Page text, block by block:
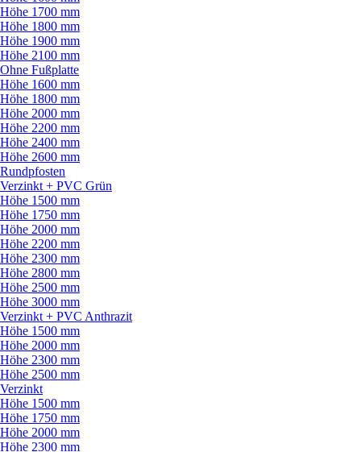
Höhe 1700 mm
Höhe 1800 mm
Höhe 1900 mm
Höhe 2100 mm
Ohne Fußplatte
Höhe 1600 mm
Höhe 1800 mm
Höhe 2000 mm
Höhe 2200 mm
Höhe 2400 mm
Höhe 2600 mm
Rundpfosten
Verzinkt + PVC Grün
Höhe 1500 mm
Höhe 1750 mm
Höhe 2000 mm
Höhe 2200 mm
Höhe 2300 mm
Höhe 2800 mm
Höhe 2500 mm
Höhe 3000 mm
Verzinkt + PVC Anthrazit
Höhe 1500 mm
Höhe 2000 mm
Höhe 2300 mm
Höhe 2500 mm
Verzinkt
Höhe 1500 mm
Höhe 1750 mm
Höhe 2000 mm
Höhe 2300 mm